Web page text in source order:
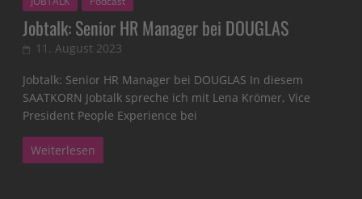
Jobtalk: Senior HR Manager bei DOUGLAS
11. August 2023
Jobtalk: Senior HR Manager bei DOUGLAS In diesem
SAATKORN Jobtalk spreche ich mit Lena Krömer, Vice
President People Experience bei
Weiterlesen